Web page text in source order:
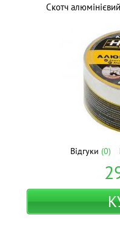
Скотч
Відгуки (0)